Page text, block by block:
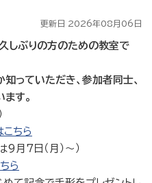
更新日 2026年08月06日
しぶりの方のための教室で
っていただき、参加者同士、
す。
ちら
7日（月）〜）
ら